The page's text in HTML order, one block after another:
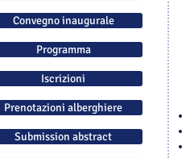
Convegno inaugurale
Programma
Iscrizioni
Prenotazioni alberghiere
Submission abstract